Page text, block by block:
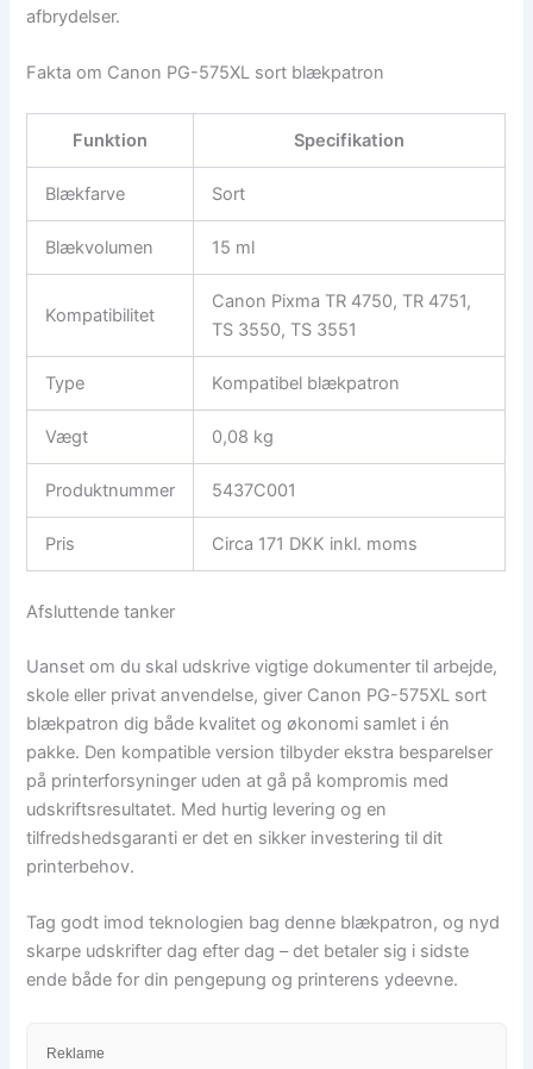
afbrydelser.
Fakta om Canon PG-575XL sort blækpatron
Funktion Specifikation
Blækfarve Sort
Blækvolumen 15 ml
Kompatibilitet
Canon Pixma TR 4750, TR 4751,
TS 3550, TS 3551
Type Kompatibel blækpatron
Vægt 0,08 kg
Produktnummer 5437C001
Pris Circa 171 DKK inkl. moms
Afsluttende tanker
Uanset om du skal udskrive vigtige dokumenter til arbejde,
skole eller privat anvendelse, giver Canon PG-575XL sort
blækpatron dig både kvalitet og økonomi samlet i én
pakke. Den kompatible version tilbyder ekstra besparelser
på printerforsyninger uden at gå på kompromis med
udskriftsresultatet. Med hurtig levering og en
tilfredshedsgaranti er det en sikker investering til dit
printerbehov.
Tag godt imod teknologien bag denne blækpatron, og nyd
skarpe udskrifter dag efter dag – det betaler sig i sidste
ende både for din pengepung og printerens ydeevne.
Reklame